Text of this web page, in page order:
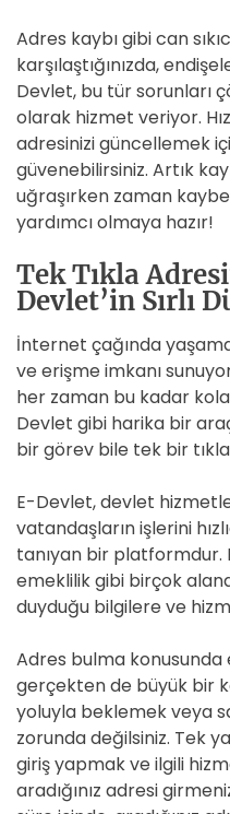
Adres kaybı gibi can
karşılaştığınızda,
Devlet, bu tür sorunları
olarak hizmet veriyor.
adresinizi güncellemek
güvenebilirsiniz. Artık
uğraşırken zaman
yardımcı olmaya hazır!
Tek Tıkla
Devlet’in Sırlı
İnternet çağında
ve erişme imkanı
her zaman bu kadar
Devlet gibi harika bir
bir görev bile tek bir
E-Devlet, devlet
vatandaşların işlerini
tanıyan bir platformdur.
emeklilik gibi birçok
duyduğu bilgilere ve
Adres bulma konusunda
gerçekten de büyük bir
yoluyla beklemek veya
zorunda değilsiniz. Tek
giriş yapmak ve ilgili
aradığınız adresi